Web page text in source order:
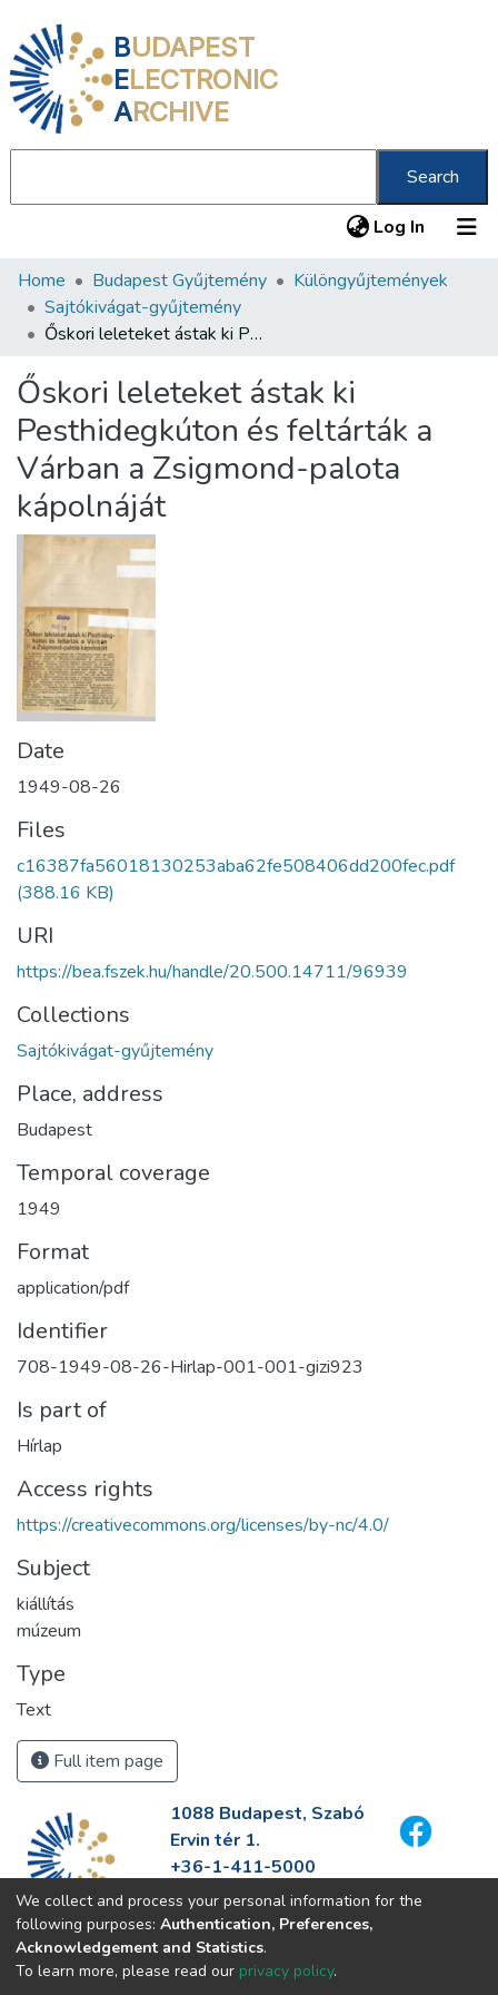
BUDAPEST
ELECTRONIC
ARCHIVE
Search
Log In (current)
Communities & Collections
All of DSpace
Statistics
About us
Home Budapest Gyűjtemény
Különgyűjtemények
Sajtókivágat-gyűjtemény
Őskori leleteket ástak ki Pesthidegkúton és feltárták a Várban a Zsigmond-palota kápolnáját
Őskori leleteket ástak ki
Pesthidegkúton és feltárták a
Várban a Zsigmond-palota
kápolnáját
Date
1949-08-26
Files
c16387fa56018130253aba62fe508406dd200fec.pdf
(388.16 KB)
URI
https://bea.fszek.hu/handle/20.500.14711/96939
Collections
Sajtókivágat-gyűjtemény
Place, address
Budapest
Temporal coverage
1949
Format
application/pdf
Identifier
708-1949-08-26-Hirlap-001-001-gizi923
Is part of
Hírlap
Access rights
https://creativecommons.org/licenses/by-nc/4.0/
Subject
kiállítás
múzeum
Type
Text
Full item page
1088 Budapest, Szabó
Ervin tér 1.
+36-1-411-5000
info@fszek.hu
https://fszek.hu
We collect and process your personal information for the
following purposes: Authentication, Preferences,
Acknowledgement and Statistics.
To learn more, please read our privacy policy.